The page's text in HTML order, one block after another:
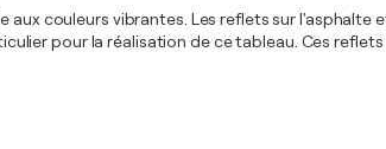
aux couleurs vibrantes. Les reflets sur
pour la réalisation de ce tableau. Ces